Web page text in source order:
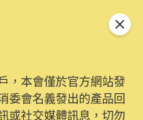
，本會僅於官方網站發
委會名義發出的產品回
或社交媒體訊息，切勿
關閉